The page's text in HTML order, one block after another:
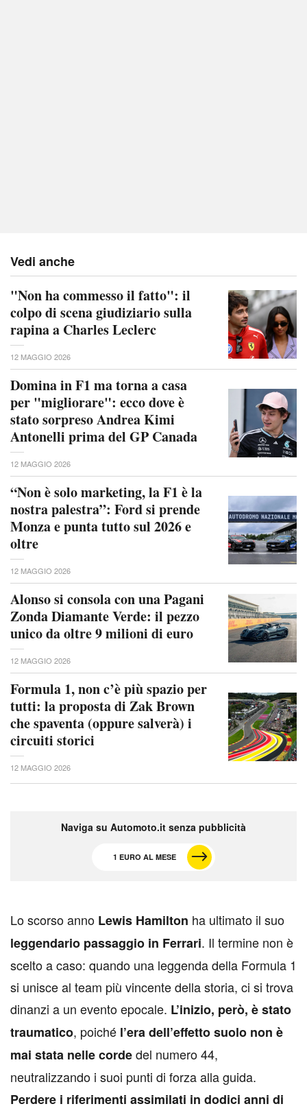
Vedi anche
"Non ha commesso il fatto": il
colpo di scena giudiziario sulla
rapina a Charles Leclerc
12 MAGGIO 2026
Domina in F1 ma torna a casa
per "migliorare": ecco dove è
stato sorpreso Andrea Kimi
Antonelli prima del GP Canada
12 MAGGIO 2026
“Non è solo marketing, la F1 è la
nostra palestra”: Ford si prende
Monza e punta tutto sul 2026 e
oltre
12 MAGGIO 2026
Alonso si consola con una Pagani
Zonda Diamante Verde: il pezzo
unico da oltre 9 milioni di euro
12 MAGGIO 2026
Formula 1, non c’è più spazio per
tutti: la proposta di Zak Brown
che spaventa (oppure salverà) i
circuiti storici
12 MAGGIO 2026
Naviga su Automoto.it senza pubblicità
1 EURO AL MESE
Lo scorso anno Lewis Hamilton ha ultimato il suo
leggendario passaggio in Ferrari. Il termine non è
scelto a caso: quando una leggenda della Formula 1
si unisce al team più vincente della storia, ci si trova
dinanzi a un evento epocale. L’inizio, però, è stato
traumatico, poiché l’era dell’effetto suolo non è
mai stata nelle cordedel numero 44,
neutralizzando i suoi punti di forza alla guida.
Perdere i riferimenti assimilati in dodici anni di